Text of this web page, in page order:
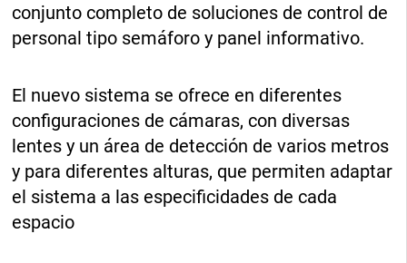
conjunto completo de soluciones de control de
personal tipo semáforo y panel informativo.
El nuevo sistema se ofrece en diferentes
configuraciones de cámaras, con diversas
lentes y un área de detección de varios metros
y para diferentes alturas, que permiten adaptar
el sistema a las especificidades de cada
espacio